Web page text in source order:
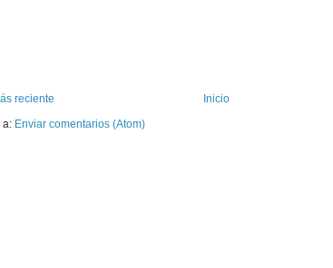
reciente
Inicio
a: Enviar comentarios (Atom)